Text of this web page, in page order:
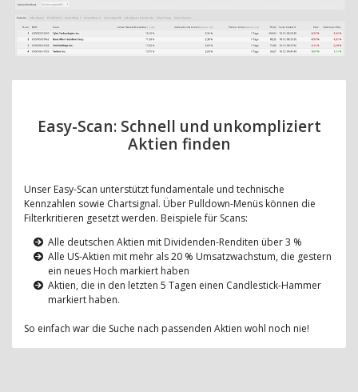
Easy-Scan: Schnell und unkompliziert
Aktien finden
Unser Easy-Scan unterstützt fundamentale und technische
Kennzahlen sowie Chartsignal. Über Pulldown-Menüs können die
Filterkritieren gesetzt werden. Beispiele für Scans:
Alle deutschen Aktien mit Dividenden-Renditen über 3 %
Alle US-Aktien mit mehr als 20 % Umsatzwachstum, die gestern
ein neues Hoch markiert haben
Aktien, die in den letzten 5 Tagen einen Candlestick-Hammer
markiert haben.
So einfach war die Suche nach passenden Aktien wohl noch nie!